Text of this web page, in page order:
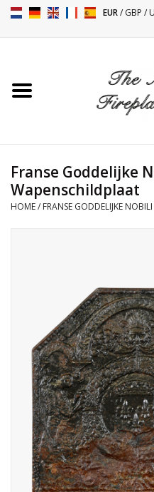
EUR/GBP /
Toebehoren
Kacheltjes
Antiquiteiten en Vintage
Decoratieve Outdoor
Objecten
Vloeren - Steen, Terra Cotta
& Marmer
Outlet
Franse Goddelijke
Wapenschildplaat
HOME/ FRANSE GODDELIJKE